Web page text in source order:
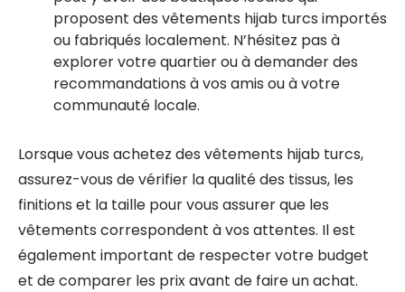
proposent des vêtements hijab turcs importés
ou fabriqués localement. N’hésitez pas à
explorer votre quartier ou à demander des
recommandations à vos amis ou à votre
communauté locale.
Lorsque vous achetez des vêtements hijab turcs,
assurez-vous de vérifier la qualité des tissus, les
finitions et la taille pour vous assurer que les
vêtements correspondent à vos attentes. Il est
également important de respecter votre budget
et de comparer les prix avant de faire un achat.